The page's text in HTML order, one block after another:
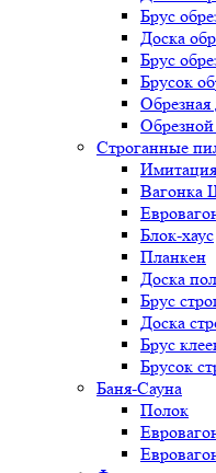
Брус
Доска
Брус
Брусок
Обрезная
Строганные
Блок-хаус
Планкен
Доска
Брус
Доска
Брус
Брусок
Баня-Сауна
Полок